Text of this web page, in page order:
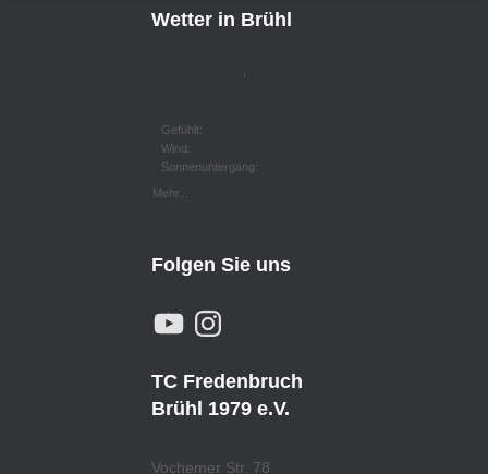
Wetter in Brühl
,
Gefühlt:
Wind:
Sonnenuntergang:
Mehr...
Folgen Sie uns
Y
O
U
B
E
N
A
G
R
A
TC Fredenbruch
Brühl 1979 e.V.
Vochemer Str. 78